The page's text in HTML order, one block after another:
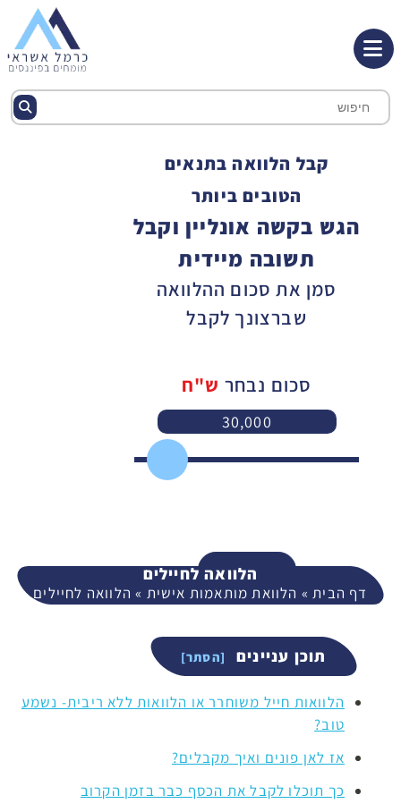
קבל הלוואה בתנאים
הטובים ביותר
הגש בקשה אונליין וקבל
תשובה מיידית
סמן את סכום ההלוואה
שברצונך לקבל
סכום נבחר ש"ח
30,000
המשך
הלוואה לחיילים
דף הבית » הלוואת מותאמות אישית »הלוואה לחיילים
תוכן עניינים
הלוואות חייל משוחרר או הלוואות ללא ריבית- נשמע
טוב?
אז לאן פונים ואיך מקבלים?
כך תוכלו לקבל את הכסף כבר בזמן הקרוב